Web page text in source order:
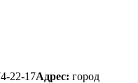
22-17Адрес: город